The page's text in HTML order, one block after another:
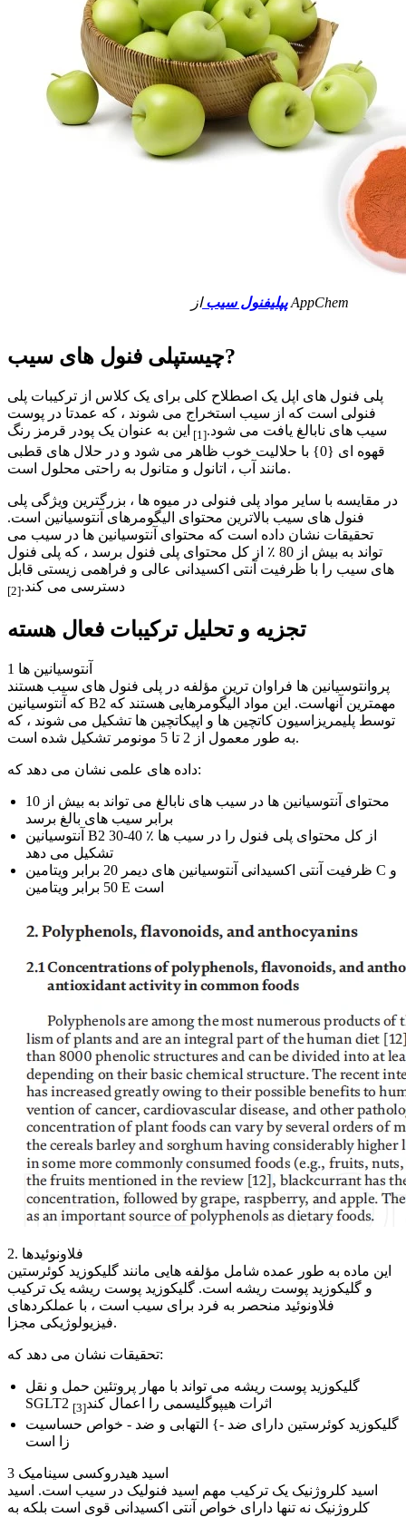
پپلیفنول سیباز AppChem
چیستپلی فنول های سیب ?
پلی فنول های اپل یک اصطلاح کلی برای یک کلاس از ترکیبات پلی
فنولی است که از سیب استخراج می شوند ، که عمدتا در پوست
سیب های نابالغ یافت می شود.[1]
این به عنوان یک پودر قرمز رنگ
قهوه ای {0} با حلالیت خوب ظاهر می شود و در حلال های قطبی
مانند آب ، اتانول و متانول به راحتی محلول است.
در مقایسه با سایر مواد پلی فنولی در میوه ها ، بزرگترین ویژگی پلی
فنول های سیب بالاترین محتوای الیگومرهای آنتوسیانین است.
تحقیقات نشان داده است که محتوای آنتوسیانین ها در سیب می
تواند به بیش از 80 ٪ از کل محتوای پلی فنول برسد ، که پلی فنول
های سیب را با ظرفیت آنتی اکسیدانی عالی و فراهمی زیستی قابل
دسترسی می کند.[2]
تجزیه و تحلیل ترکیبات فعال هسته
1 آنتوسیانین ها
پروانتوسیانین ها فراوان ترین مؤلفه در پلی فنول های سیب هستند
که آنتوسیانین B2 مهمترین آنهاست. این مواد الیگومرهایی هستند که
توسط پلیمریزاسیون کاتچین ها و اپیکاتچین ها تشکیل می شوند ، که
به طور معمول از 2 تا 5 مونومر تشکیل شده است.
داده های علمی نشان می دهد که:
محتوای آنتوسیانین ها در سیب های نابالغ می تواند به بیش از 10
برابر سیب های بالغ برسد
آنتوسیانین B2 30-40 ٪ از کل محتوای پلی فنول را در سیب ها
تشکیل می دهد
ظرفیت آنتی اکسیدانی آنتوسیانین های دیمر 20 برابر ویتامین C و
50 برابر ویتامین E است
2. فلاونوئیدها
این ماده به طور عمده شامل مؤلفه هایی مانند گلیکوزید کوئرستین
و گلیکوزید پوست ریشه است. گلیکوزید پوست ریشه یک ترکیب
فلاونوئید منحصر به فرد برای سیب است ، با عملکردهای
فیزیولوژیکی مجزا.
تحقیقات نشان می دهد که:
گلیکوزید پوست ریشه می تواند با مهار پروتئین حمل و نقل
SGLT2 اثرات هیپوگلیسمی را اعمال کند[3]
گلیکوزید کوئرستین دارای ضد -} التهابی و ضد - خواص حساسیت
زا است
3 اسید هیدروکسی سینامیک
اسید کلروژنیک یک ترکیب مهم اسید فنولیک در سیب است. اسید
کلروژنیک نه تنها دارای خواص آنتی اکسیدانی قوی است بلکه به